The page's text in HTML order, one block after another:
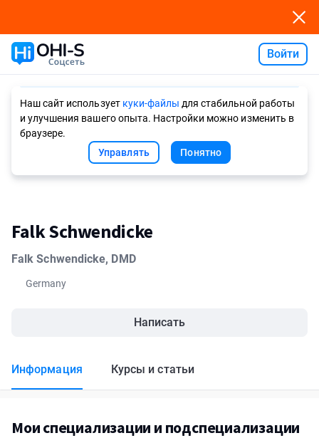
Войти
Наш сайт использует куки-файлы для стабильной работы
и улучшения вашего опыта. Настройки можно изменить в
браузере.
Управлять
Понятно
Falk Schwendicke
Falk Schwendicke, DMD
Germany
Написать
Информация Курсы и статьи
Мои специализации и подспециализации